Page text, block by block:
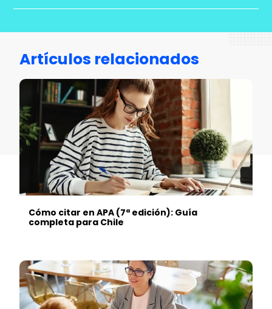
Artículos relacionados
Cómo citar en APA (7ª edición): Guía
completa para Chile